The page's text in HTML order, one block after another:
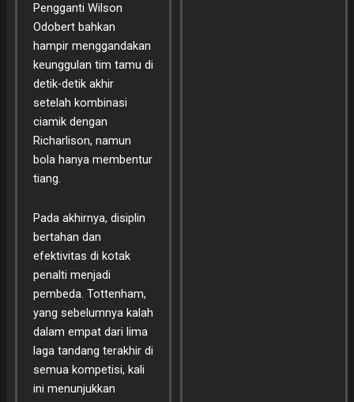
Pengganti Wilson
Odobert bahkan
hampir menggandakan
keunggulan tim tamu di
detik-detik akhir
setelah kombinasi
ciamik dengan
Richarlison, namun
bola hanya membentur
tiang.
Pada akhirnya, disiplin
bertahan dan
efektivitas di kotak
penalti menjadi
pembeda. Tottenham,
yang sebelumnya kalah
dalam empat dari lima
laga tandang terakhir di
semua kompetisi, kali
ini menunjukkan